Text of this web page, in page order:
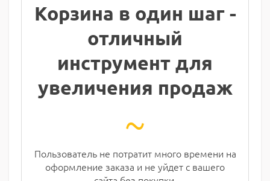
Корзина в один шаг -
отличный
инструмент для
увеличения продаж
~
Пользователь не потратит много времени на
оформление заказа и не уйдет с вашего